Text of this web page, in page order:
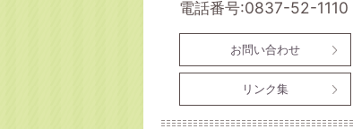
電話番号:0837-52-1110
お問い合わせ
リンク集